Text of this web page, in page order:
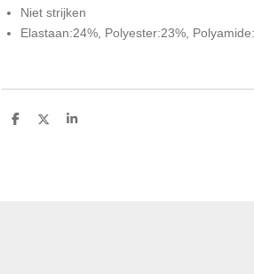
Niet strijken
Elastaan:24%, Polyester:23%,
D
D
S